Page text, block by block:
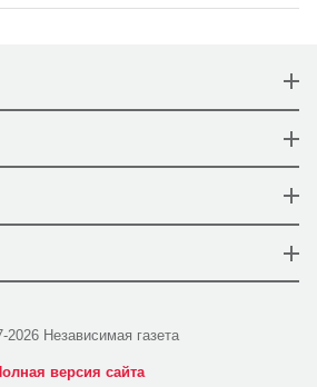
2026 Независимая газета
версия сайта